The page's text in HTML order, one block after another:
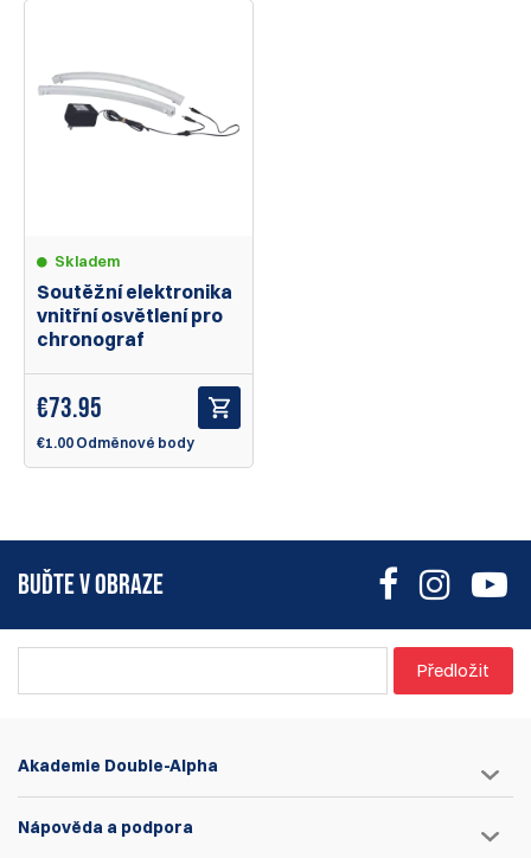
Skladem
Soutěžní elektronika
vnitřní osvětlení pro
chronograf
€73.95
€1.00 Odměnové body
BUĎTE V OBRAZE
Předložit
Akademie Double-Alpha
Nápověda a podpora